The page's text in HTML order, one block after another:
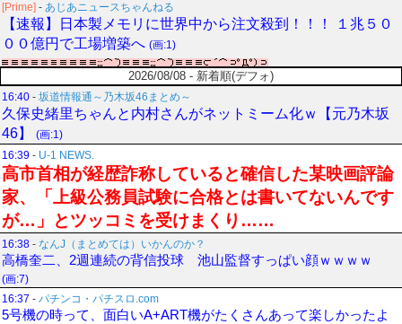
[Prime] - あじあニュースちゃんねる
【速報】日本製メモリに世界中から注文殺到！！！ １兆５０
００億円で工場増築へ (画:1)
2026/08/08 - 新着順(デフォ)
16:40 - 坂道情報通～乃木坂46まとめ～
久保史緒里ちゃんと内村さんがネットミーム化ｗ【元乃木坂
46】
(画:1)
16:39 - U-1 NEWS.
高市首相が経歴詐称していると確信した某映画評論
家、「上級公務員試験に合格とは書いてないんです
が…」とツッコミを受けまくり……
16:38 - なんJ（まとめては）いかんのか？
高橋奎二、2週連続の背信投球 池山監督すっぱい顔ｗｗｗｗ
(画:7)
16:37 - パチンコ・パチスロ.com
5号機の時って、面白いA+ART機がたくさんあって楽しかったよ